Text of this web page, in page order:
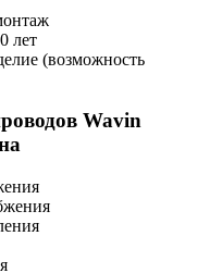
лет
(возможность
Wavin